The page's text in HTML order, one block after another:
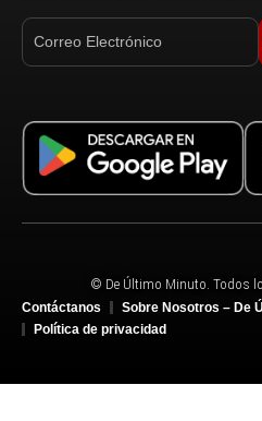
© De Último Minuto. Todos
Contáctanos
Sobre Nosotros – De
Política de privacidad